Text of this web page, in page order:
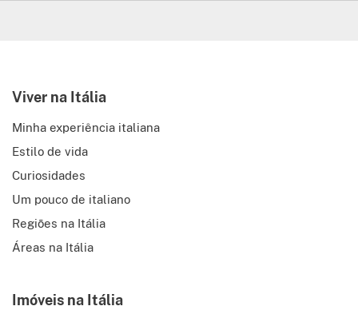
Viver na Itália
Minha experiência italiana
Estilo de vida
Curiosidades
Um pouco de italiano
Regiões na Itália
Áreas na Itália
Imóveis na Itália